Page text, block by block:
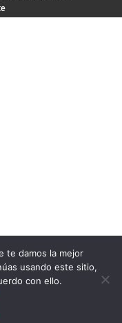
te damos la mejor
usando este sitio,
con ello.